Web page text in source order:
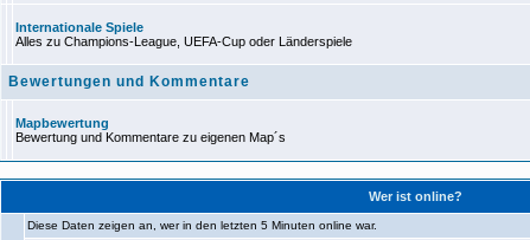
Internationale Spiele
Alles zu Champions-League, UEFA-Cup oder Länderspiele
Bewertungen und Kommentare
Mapbewertung
Bewertung und Kommentare zu eigenen Map´s
Wer ist online?
Diese Daten zeigen an, wer in den letzten 5 Minuten online war.